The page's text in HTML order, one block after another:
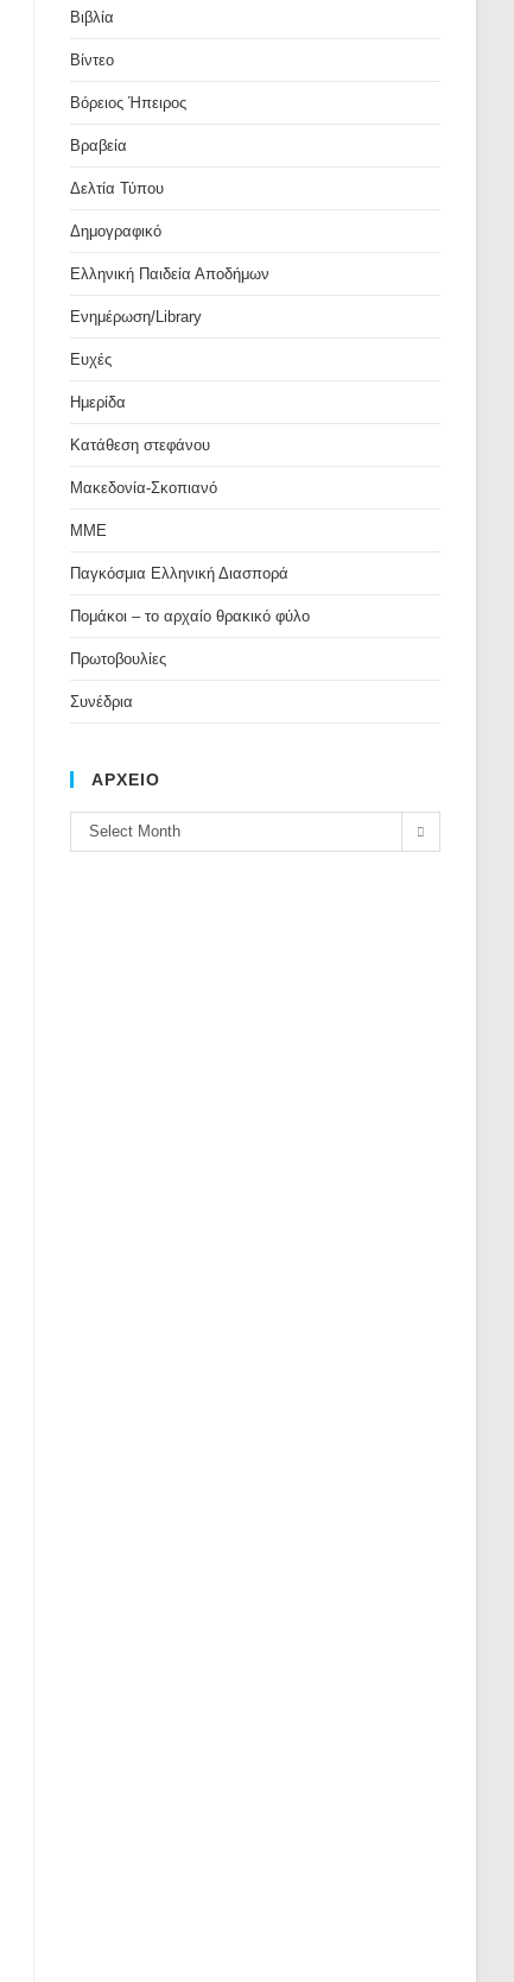
Βιβλία
Βίντεο
Βόρειος Ήπειρος
Βραβεία
Δελτία Τύπου
Δημογραφικό
Ελληνική Παιδεία Αποδήμων
Ενημέρωση/Library
Ευχές
Ημερίδα
Κατάθεση στεφάνου
Μακεδονία-Σκοπιανό
ΜΜΕ
Παγκόσμια Ελληνική Διασπορά
Πομάκοι – το αρχαίο θρακικό φύλο
Πρωτοβουλίες
Συνέδρια
ΑΡΧΕΙΟ
ΑΡΧΕΙΟ
Select Month